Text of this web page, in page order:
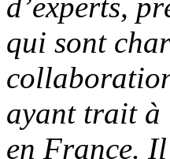
qui sont
ayant trait à
en France.